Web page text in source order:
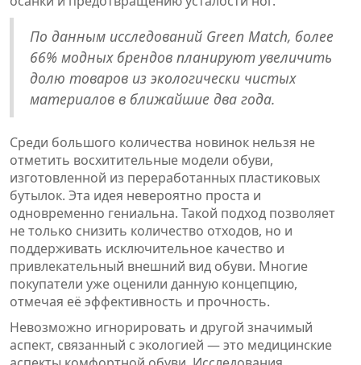
По данным исследований Green Match, более
66% модных брендов планируют увеличить
долю товаров из экологически чистых
материалов в ближайшие два года.
Среди большого количества новинок нельзя не
отметить восхитительные модели обуви,
изготовленной из переработанных пластиковых
бутылок. Эта идея невероятно проста и
одновременно гениальна. Такой подход позволяет
не только снизить количество отходов, но и
поддерживать исключительное качество и
привлекательный внешний вид обуви. Многие
покупатели уже оценили данную концепцию,
отмечая её эффективность и прочность.
Невозможно игнорировать и другой значимый
аспект, связанный с экологией — это медицинские